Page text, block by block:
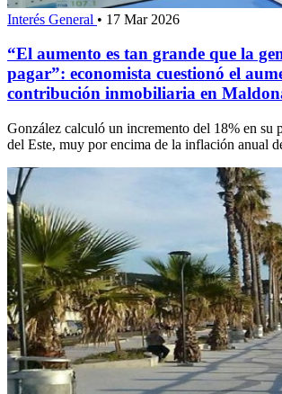
Interés General • 17 Mar 2026
“El aumento es tan grande que la
pagar”: economista cuestionó el
contribución inmobiliaria en
González calculó un incremento del 18% en su
del Este, muy por encima de la inflación anual